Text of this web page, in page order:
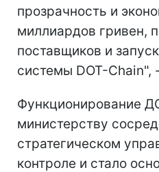
прозрачность и
миллиардов гривен,
поставщиков и
системы DOT-Chain",
Функционирование
министерству
стратегическом
контроле и стало